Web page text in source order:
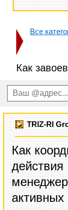
Все
Как
TRIZ-RI
Как
действия